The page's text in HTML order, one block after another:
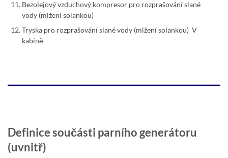
Bezolejový vzduchový kompresor pro rozprašování slané
vody (mlžení solankou)
Tryska pro rozprašování slané vody (mlžení solankou) V
kabině
Definice součásti parního generátoru
(uvnitř)